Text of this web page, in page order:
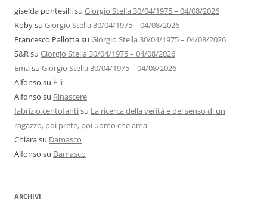
giselda pontesillisu Giorgio Stella 30/04/1975 – 04/08/2026
Robysu Giorgio Stella 30/04/1975 – 04/08/2026
Francesco Pallottasu Giorgio Stella 30/04/1975 – 04/08/2026
S&Rsu Giorgio Stella 30/04/1975 – 04/08/2026
Ema su Giorgio Stella 30/04/1975 – 04/08/2026
Alfonso su È lì
Alfonso su Rinascere
fabrizio centofantisu La ricerca della verità e del senso di un
ragazzo, poi prete, poi uomo che ama
Chiarasu Damasco
Alfonso su Damasco
ARCHIVI